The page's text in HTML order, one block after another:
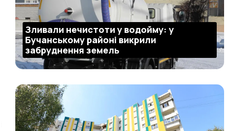
Зливали нечистоти у водойму: у
Бучанському районі викрили
забруднення земель